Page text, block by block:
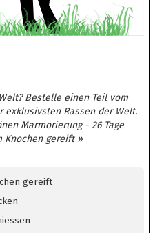
Bestelle einen Teil vom
exklusivsten Rassen der Welt.
Marmorierung - 26 Tage
Knochen gereift »
gereift